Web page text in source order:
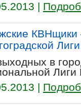
|
Лиги
в
|